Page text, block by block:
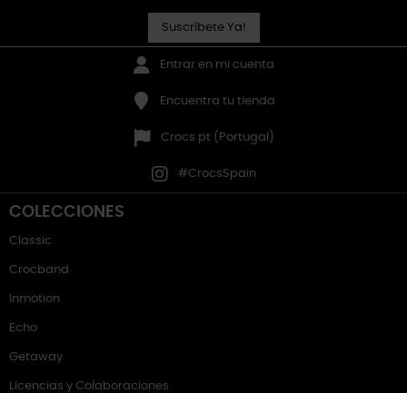
Suscríbete Ya!
Entrar en mi cuenta
Encuentra tu tienda
Crocs.pt (Portugal)
#CrocsSpain
COLECCIONES
Classic
Crocband
Inmotion
Echo
Getaway
Licencias y Colaboraciones